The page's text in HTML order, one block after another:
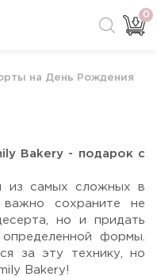
0
на День Рождения
Bakery - подарок с
из самых сложных в
важно сохраните не
но и придать
формы.
за эту технику, но
Bakery!